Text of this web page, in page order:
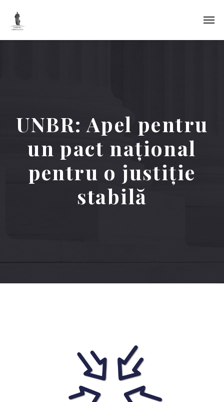
UNBR: Apel pentru
un pact național
pentru o justiție
stabilă